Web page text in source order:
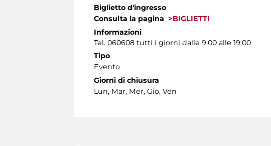
Biglietto d'ingresso
Consulta la pagina >BIGLIETTI
Informazioni
Tel. 060608 tutti i giorni dalle 9.00 alle 19.00
Tipo
Evento
Giorni di chiusura
Lun, Mar, Mer, Gio, Ven